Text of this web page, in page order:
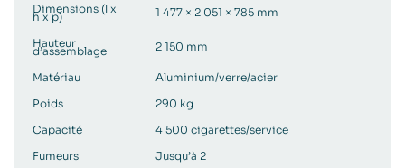
Dimensions (l x
h x p) 1 477 × 2 051 × 785 mm
Hauteur
d’assemblage 2 150 mm
Matériau
Aluminium/verre/acier
Poids
290 kg
Capacité
4 500 cigarettes/service
Fumeurs
Jusqu’à 2